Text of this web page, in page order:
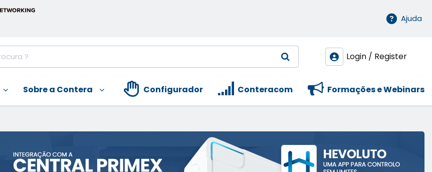
Ajuda
Login / Register
Sobre a Contera Formações e Webinars
Conteracom
Configurador